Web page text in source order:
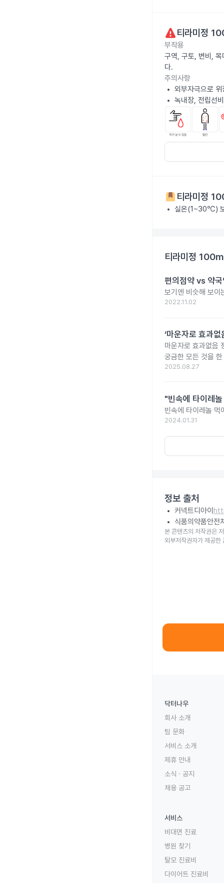
티라미정
부작용
구역, 구토, 변비,
다.
주의사항
외부자극으로
녹내장, 전립선
티라미정
실온(1~30℃)
티라미정
편의점약 vs 약
보기엔 비슷해 보이
2022.11.02
‘마운자로 효과
마운자로 효과없음
궁금한 모든 것을
2025.08.27
"빈속에 타이레
빈속에 타이레놀 먹
2024.01.31
정보 출처
커넥트디아이
식품의약품안전
본 콘텐츠의 저작권은
외부저작권자가 제공한
닥터나우
회사 소개
팀 문화
서비스 소개
제휴 안내
소식 · 공지
채용 공고
서비스
비대면 진료
병원 찾기
탈모 진료비
다이어트 진료비